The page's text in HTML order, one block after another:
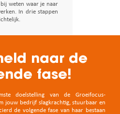
bij weten waar je naar
In drie stappen
naar de
fase!
doelstelling van de Groeifocus-
jouw bedrijf slagkrachtig, stuurbaar en
de volgende fase van haar bestaan